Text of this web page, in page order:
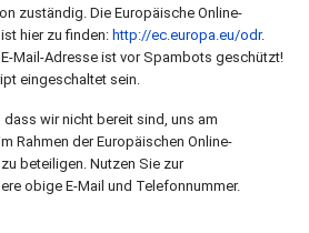
zuständig. Die Europäische Online-
hier zu finden: http://ec.europa.eu/odr.
Mail-Adresse ist vor Spambots geschützt!
eingeschaltet sein.
wir nicht bereit sind, uns am
Rahmen der Europäischen Online-
beteiligen. Nutzen Sie zur
obige E-Mail und Telefonnummer.